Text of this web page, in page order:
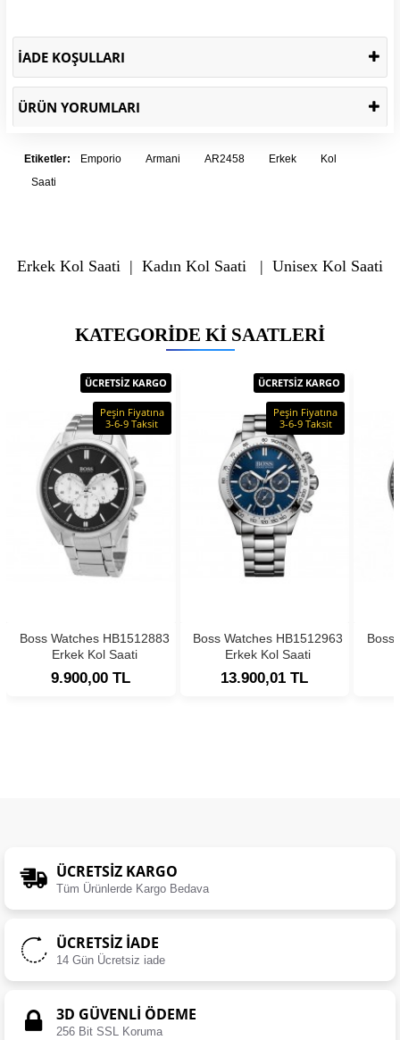
İADE KOŞULLARI
ÜRÜN YORUMLARI
Etiketler: Emporio Armani AR2458 Erkek
Kol
Saati
Erkek Kol Saati | Kadın Kol Saati | Unisex Kol Saati
KATEGORIDE KI SAATLERI
ÜCRETSİZ KARGO
Peşin Fiyatına
3-6-9 Taksit
Boss Watches HB1512883
Erkek Kol Saati
9.900,00 TL
ÜCRETSİZ KARGO
Peşin Fiyatına
3-6-9 Taksit
Boss Watches HB1512963
Erkek Kol Saati
13.900,01 TL
Boss
ÜCRETSIZ KARGO
Tüm Ürünlerde Kargo Bedava
ÜCRETSIZ İADE
14 Gün Ücretsiz iade
3D GÜVENLİ ÖDEME
256 Bit SSL Koruma